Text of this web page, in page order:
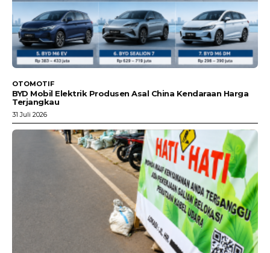
OTOMOTIF
BYD Mobil Elektrik Produsen Asal China Kendaraan Harga
Terjangkau
31 Juli 2026